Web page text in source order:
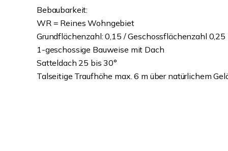
Bebaubarkeit:
WR = Reines Wohngebiet
Grundflächenzahl: 0,15 / Geschossflächenzahl 0,25
1-geschossige Bauweise mit Dach
Satteldach 25 bis 30°
Talseitige Traufhöhe max. 6 m über natürlichem